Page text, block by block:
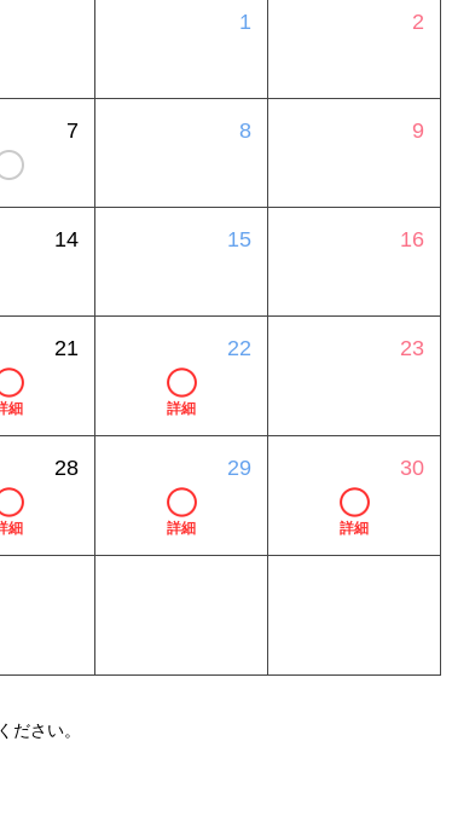
1 2
7 8 9
14 15 16
21
細
22
詳細
23
28
細
29
詳細
30
詳細
ださい。